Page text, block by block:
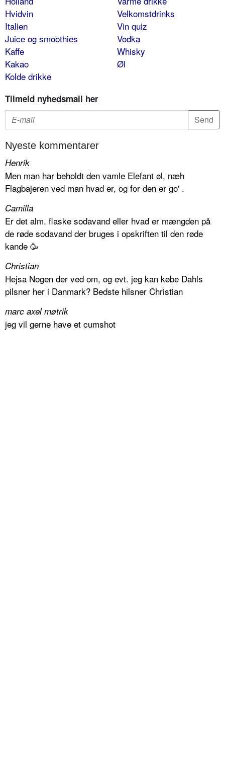
Hvidvin
Italien
Juice og smoothies
Kaffe
Kakao
Kolde drikke
Velkomstdrinks
Vin quiz
Vodka
Whisky
Øl
Tilmeld nyhedsmail her
Nyeste kommentarer
Henrik
Men man har beholdt den vamle Elefant øl, næh
Flagbajeren ved man hvad er, og for den er go' .
Camilla
Er det alm. flaske sodavand eller hvad er mængden på
de røde sodavand der bruges i opskriften til den røde
kande 🥳
Christian
Hejsa Nogen der ved om, og evt. jeg kan købe Dahls
pilsner her i Danmark? Bedste hilsner Christian
marc axel møtrik
jeg vil gerne have et cumshot